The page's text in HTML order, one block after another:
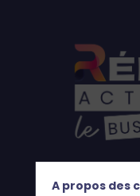
A propos des